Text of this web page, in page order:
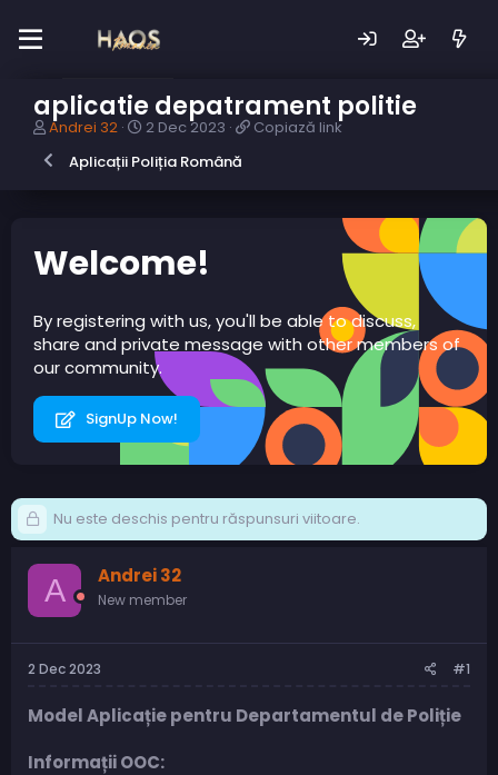
aplicatie depatrament politie
A
t
u
b
c
t
Andrei 32
D
t
a
2 Dec 2023
C
k
Copiază link
Aplicații Poliția Română
Welcome!
By registering with us, you'll be able to discuss,
share and private message with other members of
our community.
SignUp Now!
Nu este deschis pentru răspunsuri viitoare.
A Andrei 32
New member
2 Dec 2023 #1
Model Aplicație pentru Departamentul de Poliție
Informații OOC: